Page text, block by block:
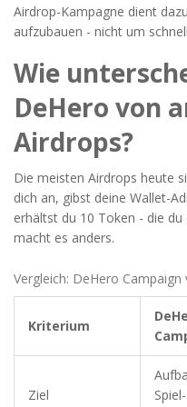
Airdrop-Kampagne dient
aufzubauen - nicht um
Wie
DeHero von
Airdrops?
Die meisten Airdrops heute
dich an, gibst deine Wallet-
erhältst du 10 Token - die
macht es anders.
Vergleich: DeHero
Kriterium
Ziel
Spiel-